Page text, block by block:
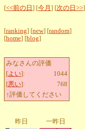
[<<前の日 ] [今月 ] [次の日>>]
[ranking] [new] [random]
[home] [blog]
みなさんの評価
[よい]:
1044
[悪い]:
768
↑評価してください
昨日 一昨日